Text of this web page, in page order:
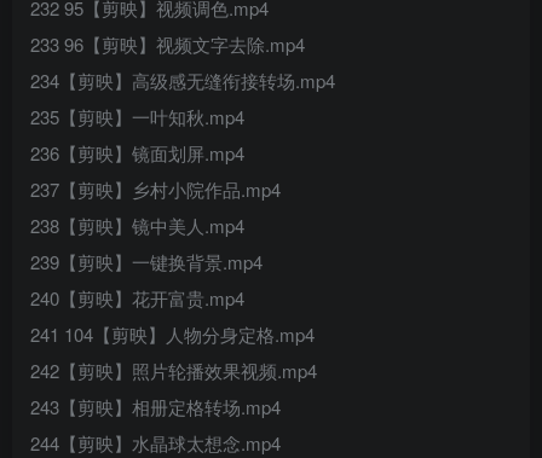
232 95【剪映】视频调色.mp4
233 96【剪映】视频文字去除.mp4
234【剪映】高级感无缝衔接转场.mp4
235【剪映】一叶知秋.mp4
236【剪映】镜面划屏.mp4
237【剪映】乡村小院作品.mp4
238【剪映】镜中美人.mp4
239【剪映】一键换背景.mp4
240【剪映】花开富贵.mp4
241 104【剪映】人物分身定格.mp4
242【剪映】照片轮播效果视频.mp4
243【剪映】相册定格转场.mp4
244【剪映】水晶球太想念.mp4